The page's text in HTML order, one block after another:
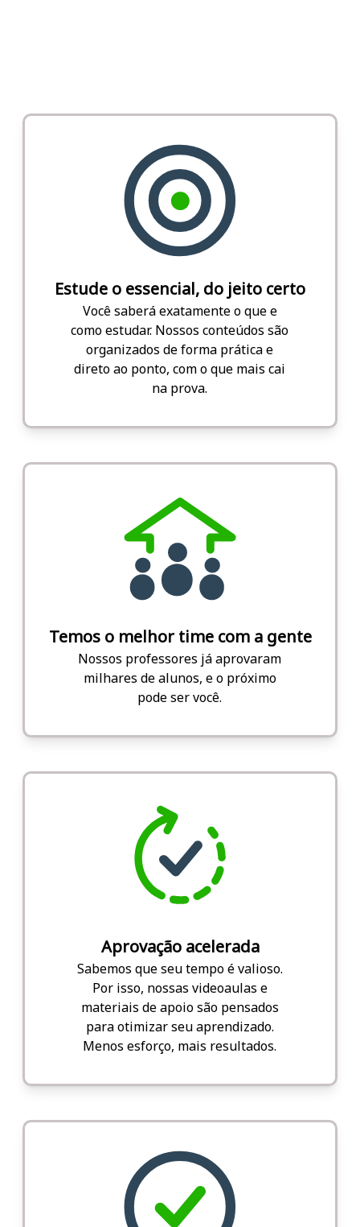
Estude o essencial, do jeito certo
Você saberá exatamente o que e
como estudar. Nossos conteúdos são
organizados de forma prática e
direto ao ponto, com o que mais cai
na prova.
Temos o melhor time com a gente
Nossos professores já aprovaram
milhares de alunos, e o próximo
pode ser você.
Aprovação acelerada
Sabemos que seu tempo é valioso.
Por isso, nossas videoaulas e
materiais de apoio são pensados
para otimizar seu aprendizado.
Menos esforço, mais resultados.